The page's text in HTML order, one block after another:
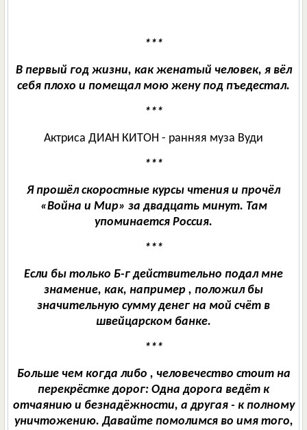
***
В первый год жизни, как женатый человек, я вёл
себя плохо и помещал мою жену под пъедестал.
***
Актриса ДИАН КИТОН - ранняя муза Вуди
***
Я прошёл скоростные курсы чтения и прочёл
«Война и Мир» за двадцать минут. Там
упоминается Россия.
***
Если бы только Б-г действительно подал мне
знамение, как, например , положил бы
значительную сумму денег на мой счёт в
швейцарском банке.
***
Больше чем когда либо , человечество стоит на
перекрёстке дорог: Одна дорога ведёт к
отчаянию и безнадёжности, а другая - к полному
уничтожению. Давайте помолимся во имя того,